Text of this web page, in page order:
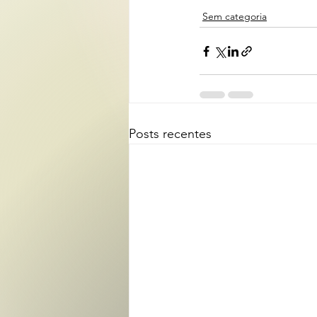
Sem categoria
Posts recentes